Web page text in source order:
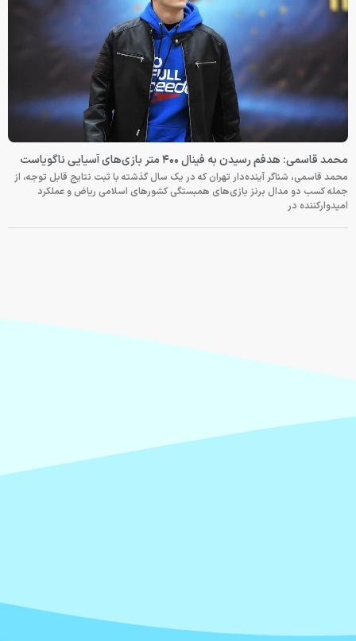
محمد قاسمی: هدفم رسیدن به فینال ۴۰۰ متر بازی‌های آسیایی ناگویاست
محمد قاسمی، شناگر آینده‌دار تهران که در یک سال گذشته با ثبت نتایج قابل توجه، از
جمله کسب دو مدال برنز بازی‌های همبستگی کشورهای اسلامی ریاض و عملکرد
امیدوارکننده در